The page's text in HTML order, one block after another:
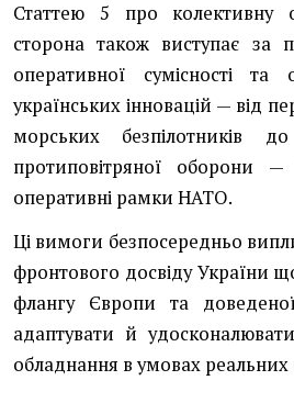
Статтею 5 про колективну
сторона також виступає за
оперативної сумісності та
українських інновацій — від
морських безпілотників
протиповітряної оборони
оперативні рамки НАТО.
Ці вимоги безпосередньо
фронтового досвіду України
флангу Європи та
адаптувати й
обладнання в умовах реальних